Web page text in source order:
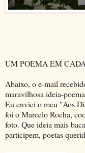
UM POEMA EM
Abaixo, o e-mail
maravilhosa ideia-
Eu enviei o meu "Aos
foi o Marcelo Rocha,
foto. Que ideia mais
participem, poetas